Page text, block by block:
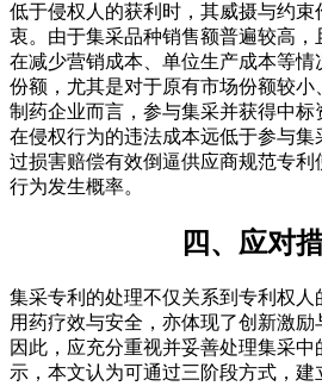
低于侵权人的获利时，其威摄与约束
衷。由于集采品种销售额普遍较高
在减少营销成本、单位生产成本等
份额，尤其是对于原有市场份额较
制药企业而言，参与集采并获得中
在侵权行为的违法成本远低于参与集
过损害赔偿有效倒逼供应商规范专
行为发生概率。
四、应对
集采专利的处理不仅关系到专利权
用药疗效与安全，亦体现了创新激励
因此，应充分重视并妥善处理集采
示，本文认为可通过三阶段方式，建